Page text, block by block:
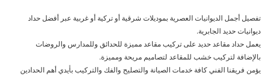
تفصيل أجمل الديوانيات العصرية بموديلات شرقية أو تركية أو غربية عبر أفضل حداد
ديوانيات حديد الجابرية.
يعمل حداد مقاعد حديد على تركيب مقاعد مميزة للحدائق وللمدارس والروضات
بالإضافة لتركيب خشب للمقاعد لتصاميم مريحة ومميزة.
يؤمن فريقنا الفني كافة خدمات الصيانة والتصليح والفك والتركيب بأيدي أهم الحدادين